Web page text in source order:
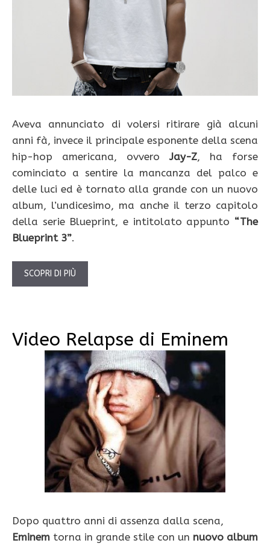
Aveva annunciato di volersi ritirare già alcuni
anni fà, invece il principale esponente della scena
hip-hop americana, ovveroJay-Z, ha forse
cominciato a sentire la mancanza del palco e
delle luci ed è tornato alla grande con un nuovo
album, l’undicesimo, ma anche il terzo capitolo
della serie Blueprint, e intitolato appunto “The
Blueprint 3”.
SCOPRI DI PIÙ
Video Relapse di Eminem
Dopo quattro anni di assenza dalla scena,
Eminem torna in grande stile con un nuovo album